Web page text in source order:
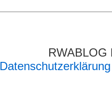
Datenschutzerklärung